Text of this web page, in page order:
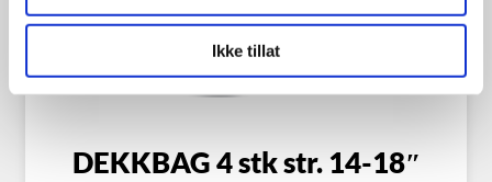
Ikke tillat
DEKKBAG 4 stk str. 14-18″